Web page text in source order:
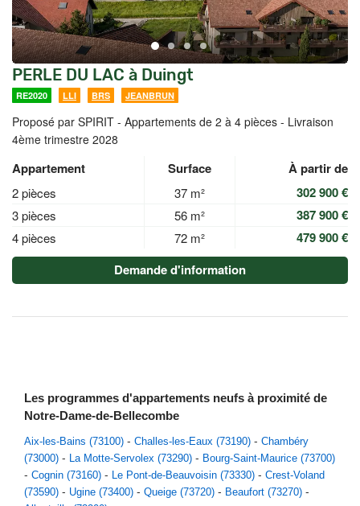
PERLE DU LAC à Duingt
RE2020 LLI BRS JEANBRUN
Proposé par SPIRIT - Appartements de 2 à 4 pièces - Livraison
4ème trimestre 2028
Appartement Surface À partir de
2 pièces 37 m² 302 900 €
3 pièces 56 m² 387 900 €
4 pièces 72 m²
479 900 €
Demande d'information
Les programmes d'appartements neufs à proximité de
Notre-Dame-de-Bellecombe
Aix-les-Bains (73100) Challes-les-Eaux (73190)
Chambéry
(73000)
La Motte-Servolex (73290)
Bourg-Saint-Maurice (73700)
Cognin (73160)
Le Pont-de-Beauvoisin (73330)
Crest-Voland
(73590)
Ugine (73400) Queige (73720)
Beaufort (73270)